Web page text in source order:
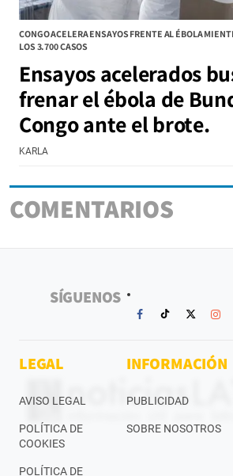
CONGO ACELERA ENSAYOS FRENTE AL ÉBOLA
LOS 3.700 CASOS
Ensayos acelerados
frenar el ébola de
Congo ante el brote.
KARLA
COMENTARIOS
SÍGUENOS
LEGAL
AVISO LEGAL
POLÍTICA DE
COOKIES
POLÍTICA DE
INFORMACIÓN
PUBLICIDAD
SOBRE NOSOTROS